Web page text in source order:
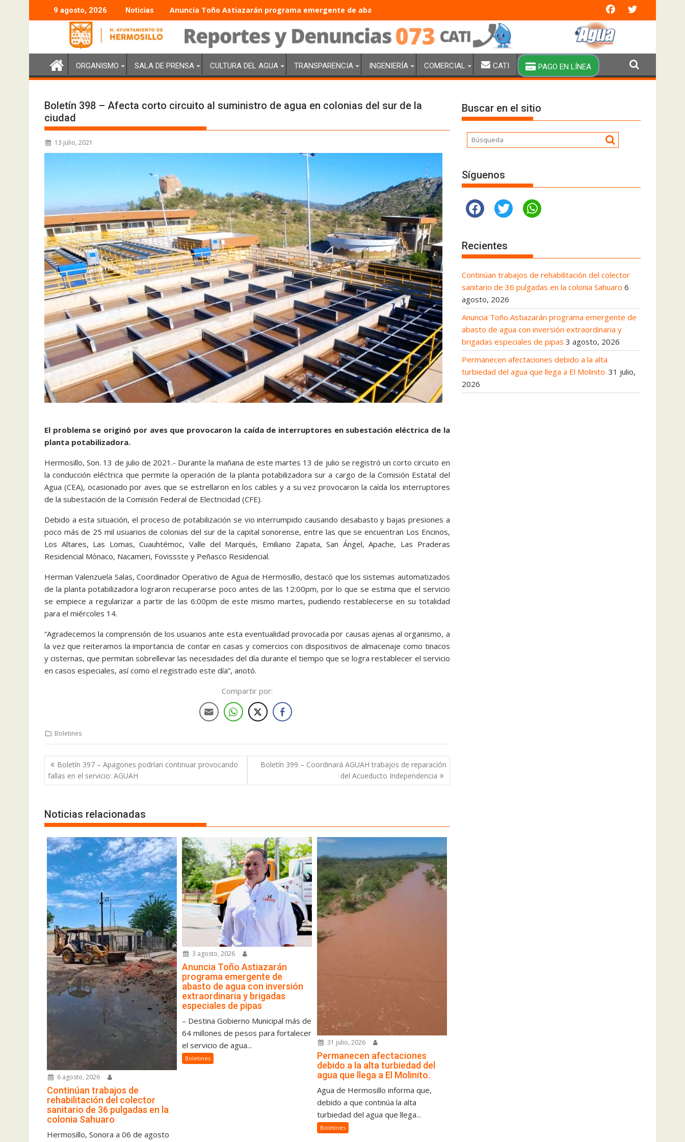
9 agosto, 2026 Noticias Anuncia Toño Astiazarán programa emergente de abasto de agua con inversión extraordinaria y brigadas especiales de pipas
ORGANISMO SALA DE PRENSA CULTURA DEL AGUA TRANSPARENCIA INGENIERÍA COMERCIAL CATI PAGO EN LÍNEA
Boletín 398 – Afecta corto circuito al suministro de agua en colonias del sur de la
ciudad
13 julio, 2021
El problema se originó por aves que provocaron la caída de interruptores en subestación eléctrica de la
planta potabilizadora.
Hermosillo, Son. 13 de julio de 2021.- Durante la mañana de este martes 13 de julio se registró un corto circuito en
la conducción eléctrica que permite la operación de la planta potabilizadora sur a cargo de la Comisión Estatal del
Agua (CEA), ocasionado por aves que se estrellaron en los cables y a su vez provocaron la caída los interruptores
de la subestación de la Comisión Federal de Electricidad (CFE).
Debido a esta situación, el proceso de potabilización se vio interrumpido causando desabasto y bajas presiones a
poco más de 25 mil usuarios de colonias del sur de la capital sonorense, entre las que se encuentran Los Encinos,
Los Altares, Las Lomas, Cuauhtémoc, Valle del Marqués, Emiliano Zapata, San Ángel, Apache, Las Praderas
Residencial Mónaco, Nacameri, Fovissste y Peñasco Residencial.
Herman Valenzuela Salas, Coordinador Operativo de Agua de Hermosillo, destacó que los sistemas automatizados
de la planta potabilizadora lograron recuperarse poco antes de las 12:00pm, por lo que se estima que el servicio
se empiece a regularizar a partir de las 6:00pm de este mismo martes, pudiendo restablecerse en su totalidad
para el miércoles 14.
“Agradecemos la comprensión de los usuarios ante esta eventualidad provocada por causas ajenas al organismo, a
la vez que reiteramos la importancia de contar en casas y comercios con dispositivos de almacenaje como tinacos
y cisternas, que permitan sobrellevar las necesidades del día durante el tiempo que se logra restablecer el servicio
en casos especiales, así como el registrado este día”, anotó.
Compartir por:
Boletines
Boletín 397 – Apagones podrían continuar provocando
fallas en el servicio: AGUAH
Boletín 399 – Coordinará AGUAH trabajos de reparación
del Acueducto Independencia
Noticias relacionadas
6 agosto, 2026
Continúan trabajos de
rehabilitación del colector
sanitario de 36 pulgadas en la
colonia Sahuaro
Hermosillo, Sonora a 06 de agosto
3 agosto, 2026
Anuncia Toño Astiazarán
programa emergente de
abasto de agua con inversión
extraordinaria y brigadas
especiales de pipas
– Destina Gobierno Municipal más de
64 millones de pesos para fortalecer
el servicio de agua...
Boletines
31 julio, 2026
Permanecen afectaciones
debido a la alta turbiedad del
agua que llega a El Molinito.
Agua de Hermosillo informa que,
debido a que continúa la alta
turbiedad del agua que llega...
Boletines
Buscar en el sitio
Síguenos
Recientes
Continúan trabajos de rehabilitación del colector
sanitario de 36 pulgadas en la colonia Sahuaro 6
agosto, 2026
Anuncia Toño Astiazarán programa emergente de
abasto de agua con inversión extraordinaria y
brigadas especiales de pipas 3 agosto, 2026
Permanecen afectaciones debido a la alta
turbiedad del agua que llega a El Molinito. 31 julio,
2026